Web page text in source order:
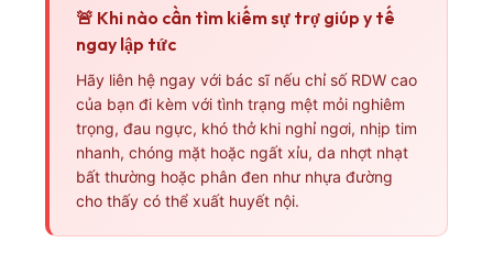
🚨 Khi nào cần tìm kiếm sự trợ giúp y tế
ngay lập tức
Hãy liên hệ ngay với bác sĩ nếu chỉ số RDW cao
của bạn đi kèm với tình trạng mệt mỏi nghiêm
trọng, đau ngực, khó thở khi nghỉ ngơi, nhịp tim
nhanh, chóng mặt hoặc ngất xỉu, da nhợt nhạt
bất thường hoặc phân đen như nhựa đường
cho thấy có thể xuất huyết nội.